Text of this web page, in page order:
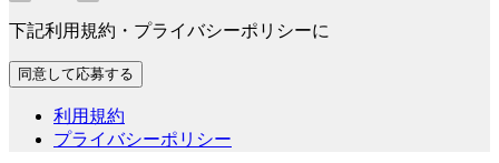
下記利用規約・プライバシーポリシーに
利用規約
プライバシーポリシー